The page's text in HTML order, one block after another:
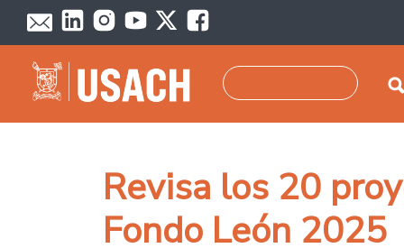
Pasar al contenido principal
Revisa los 20
Fondo León 2025